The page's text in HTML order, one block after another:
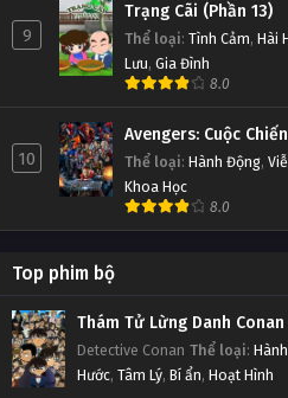
9
Trạng Cãi (Phần 13)
Thể loại: Tình Cảm, Hài
Lưu, Gia Đình
8.0
10
Avengers: Cuộc
Thể loại: Hành Động,
Khoa Học
8.0
Top phim bộ
Thám Tử Lừng Danh
Detective Conan Thể loại:
Hước, Tâm Lý, Bí ẩn, Hoạt Hình